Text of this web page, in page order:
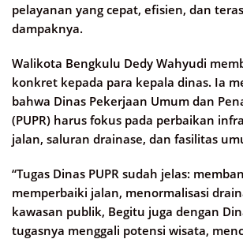
pelayanan yang cepat, efisien, dan
dampaknya.
Walikota Bengkulu Dedy Wahyudi
konkret kepada para kepala dinas. Ia
bahwa Dinas Pekerjaan Umum dan
(PUPR) harus fokus pada perbaikan
jalan, saluran drainase, dan fasilitas
“Tugas Dinas PUPR sudah jelas:
memperbaiki jalan, menormalisasi
kawasan publik, Begitu juga dengan
tugasnya menggali potensi wisata,